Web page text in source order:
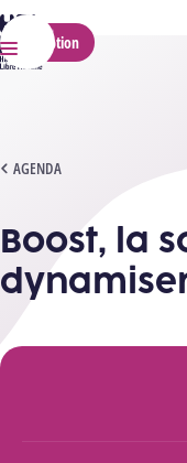
HELMo
Menu
Inscription
AGENDA
BOOST, LA SOIRÉE POUR
Boost, la
Informations